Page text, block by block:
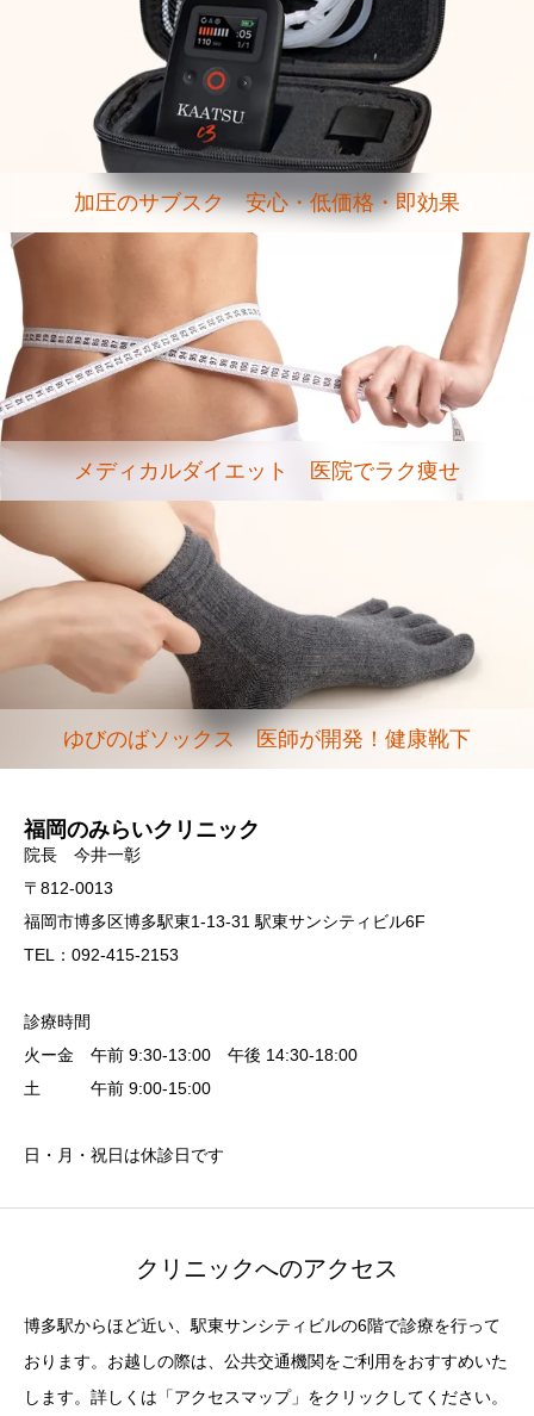
加圧のサブスク 安心・低価格・即効果
メディカルダイエット 医院でラク痩せ
ゆびのばソックス 医師が開発！健康靴下
福岡のみらいクリニック
院長 今井一彰
〒812-0013
福岡市博多区博多駅東1-13-31 駅東サンシティビル6F
TEL：092-415-2153
診療時間
火ー金 午前 9:30-13:00 午後 14:30-18:00
土 午前 9:00-15:00
日・月・祝日は休診日です
クリニックへのアクセス
博多駅からほど近い、駅東サンシティビルの6階で診療を行って
おります。お越しの際は、公共交通機関をご利用をおすすめいた
します。詳しくは「アクセスマップ」をクリックしてください。